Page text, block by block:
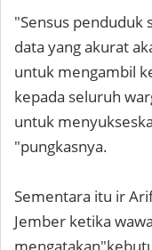
"Sensus penduduk
data yang akurat
untuk mengambil
kepada seluruh
untuk
"pungkasnya.
Sementara itu ir
Jember ketika